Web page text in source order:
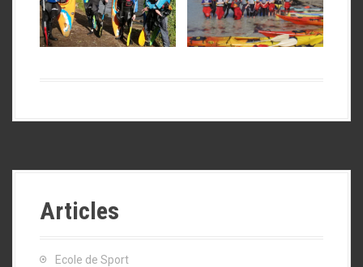
Articles
Ecole de Sport